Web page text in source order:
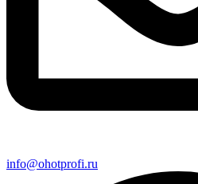
info@ohotprofi.ru